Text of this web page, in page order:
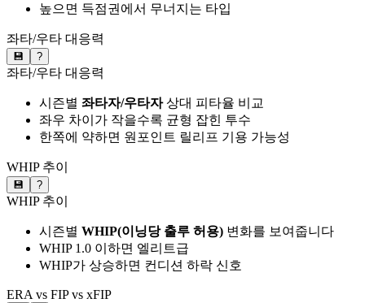
높으면 득점권에서 무너지는 타입
좌타/우타 대응력
💾 ?
좌타/우타 대응력
시즌별 좌타자/우타자상대 피타율 비교
좌우 차이가 작을수록 균형 잡힌 투수
한쪽에 약하면 원포인트 릴리프 기용 가능성
WHIP 추이
💾 ?
WHIP 추이
시즌별 WHIP(이닝당 출루 허용) 변화를 보여줍니다
WHIP 1.0 이하면 엘리트급
WHIP가 상승하면 컨디션 하락 신호
ERA vs FIP vs xFIP